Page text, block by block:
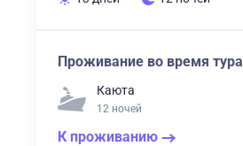
Проживание во время тура
Каюта
12 ночей
К проживанию